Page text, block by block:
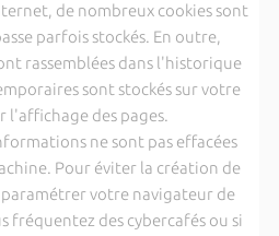
de nombreux cookies sont
parfois stockés. En outre,
rassemblées dans l'historique
sont stockés sur votre
l'affichage des pages.
ne sont pas effacées
Pour éviter la création de
votre navigateur de
fréquentez des cybercafés ou si